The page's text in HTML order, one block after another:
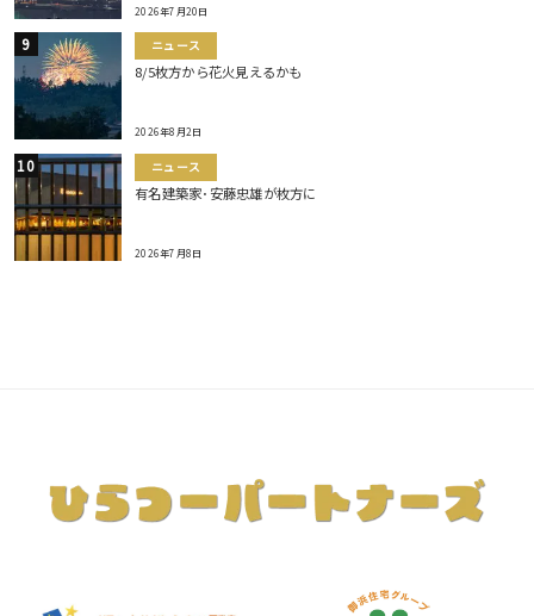
2026年7月20日
ニュース
8/5枚方から花火見えるかも
2026年8月2日
ニュース
有名建築家･安藤忠雄が枚方に
2026年7月8日